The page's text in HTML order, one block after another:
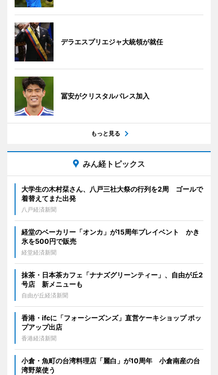
デラエスプリエジャ大統領が就任
冨安がクリスタルパレス加入
もっと見る
みん経トピックス
大学生の木村栞さん、八戸三社大祭の行列を2周 ゴールで
着替えてまた出発
八戸経済新聞
経堂のベーカリー「オンカ」が15周年プレイベント かき
氷を500円で販売
経堂経済新聞
抹茶・日本茶カフェ「ナナズグリーンティー」、自由が丘2
号店 新メニューも
自由が丘経済新聞
香港・ifcに「フォーシーズンズ」直営ケーキショップ ポッ
プアップ出店
香港経済新聞
小倉・魚町の台湾料理店「麗白」が10周年 小倉南産の台
湾野菜使う